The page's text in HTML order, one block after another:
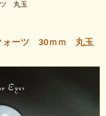
ツ 丸玉
ォーツ 30ｍｍ 丸玉